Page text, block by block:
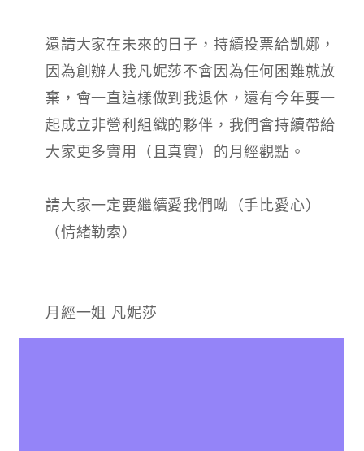
還請大家在未來的日子，持續投票給凱娜，
因為創辦人我凡妮莎不會因為任何困難就放
棄，會一直這樣做到我退休，還有今年要一
起成立非營利組織的夥伴，我們會持續帶給
大家更多實用（且真實）的月經觀點。​
請大家一定要繼續愛我們呦（手比愛心）
（情緒勒索）​
月經一姐 凡妮莎